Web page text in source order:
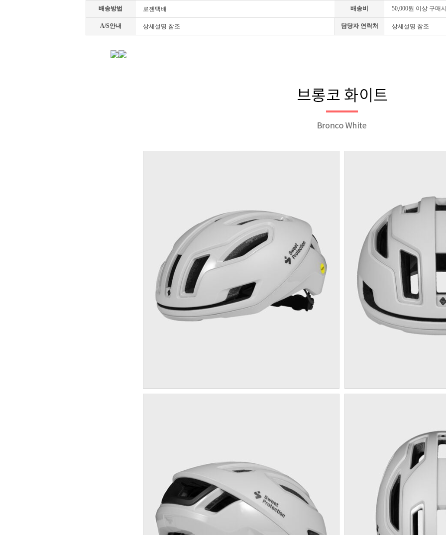
배송방법 로젠택배 배송비 50,000원 이상 구매시
A/S안내 상세설명 참조 담당자 연락처 상세설명 참조